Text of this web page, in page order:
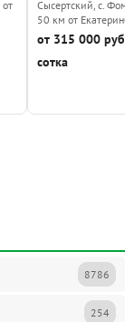
Сысертский, с.
50 км от
от 315 000 руб.
сотка
8786
254